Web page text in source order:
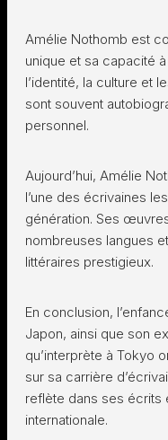
Amélie Nothomb est
unique et sa capacité
l’identité, la culture et
sont souvent
personnel.
Aujourd’hui, Amélie
l’une des écrivaines
génération. Ses
nombreuses langues
littéraires prestigieux.
En conclusion,
Japon, ainsi que son
qu’interprète à Tokyo
sur sa carrière
reflète dans ses écrits
internationale.